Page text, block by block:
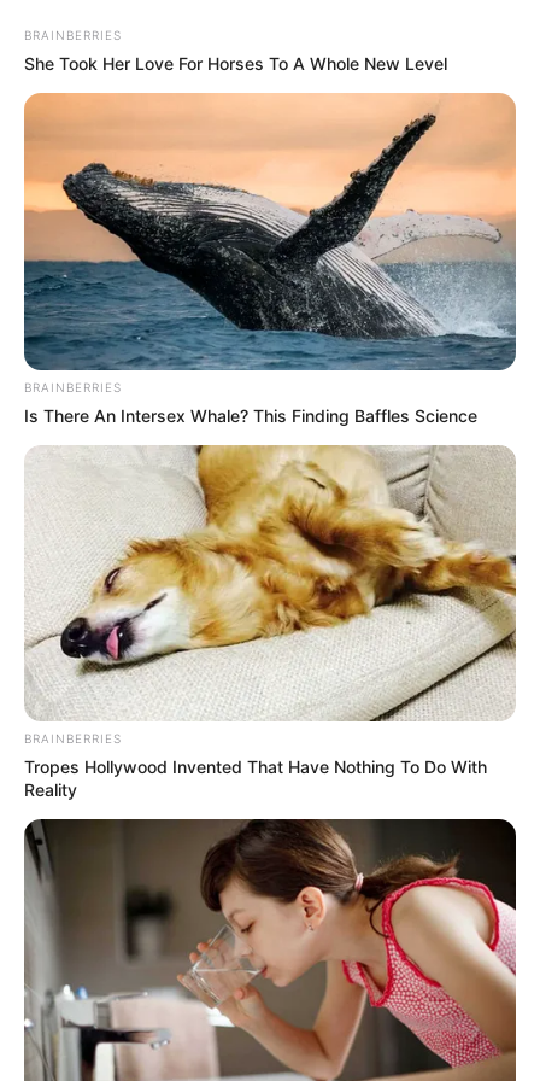
WIDGETS
PRIX DE COMPIEGNE
PRONOSTIC QUINTE 18-09-
2023
Lundi 18 Septembre 2023 à COMPIEGNE dans la
Réunion n°1 à 13h50 – PRIX DE COMPIEGNE CITE
IMPERIALE – Plat – 2400 mètres.
BRAINBERRIES
She Took Her Love For Horses To A Whole New Level
BRAINBERRIES
Is There An Intersex Whale? This Finding Baffles Science
BRAINBERRIES
Tropes Hollywood Invented That Have Nothing To Do With
Reality